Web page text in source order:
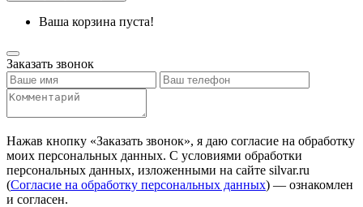
Ваша корзина пуста!
Заказать звонок
Нажав кнопку «Заказать звонок», я даю согласие на обработку
моих персональных данных. С условиями обработки
персональных данных, изложенными на сайте silvar.ru
(Согласие на обработку персональных данных) — ознакомлен
и согласен.